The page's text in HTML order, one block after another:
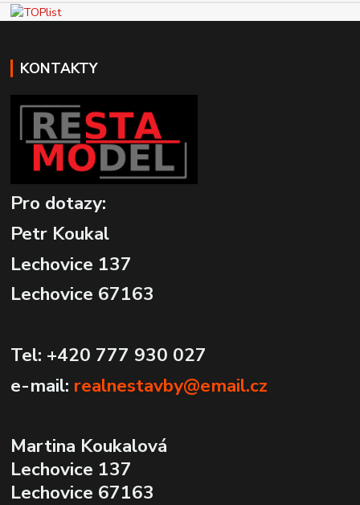
KONTAKTY
Pro dotazy:
Petr Koukal
Lechovice 137
Lechovice 67163
Tel: +420 777 930 027
e-mail: realnestavby@email.cz
Martina Koukalová
Lechovice 137
Lechovice 67163